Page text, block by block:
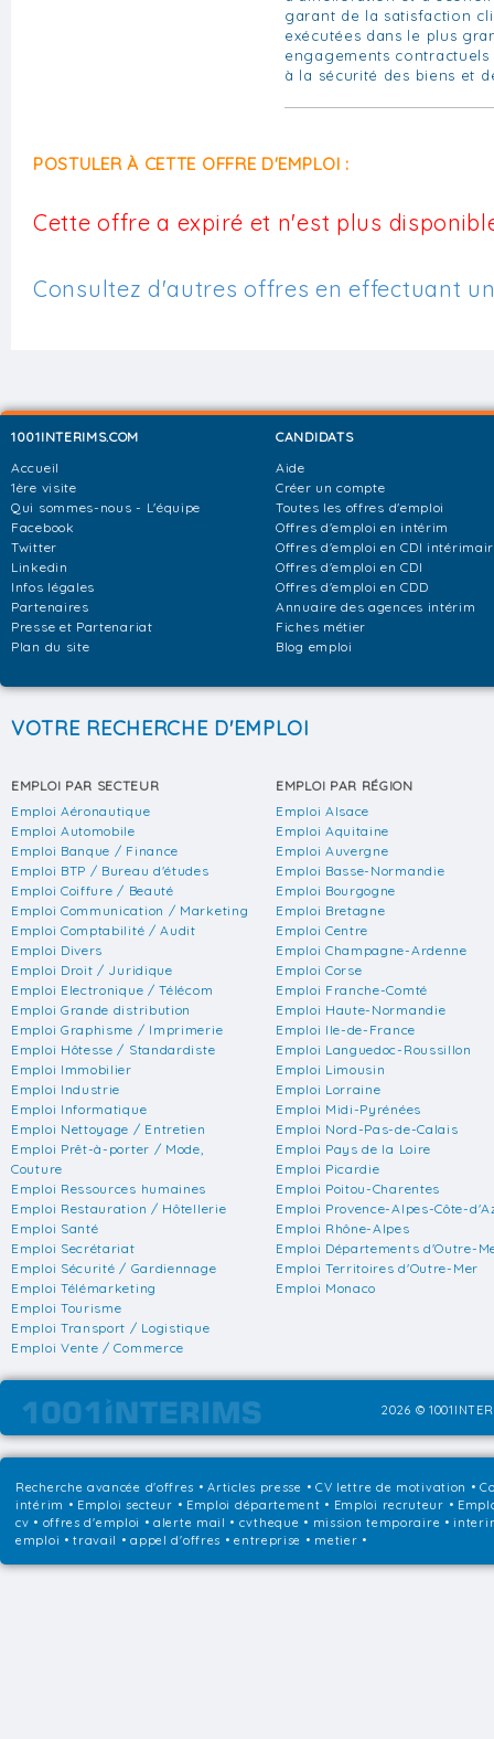
garant de la satisfaction
exécutées dans le plus
engagements
à la sécurité des biens et
POSTULER À CETTE OFFRE D'EMPLOI :
Cette offre a expiré et n'est plus
Consultez d'autres offres en effectuant
1001INTERIMS.COM
Accueil
1ère visite
Qui sommes-nous - L'équipe
Facebook
Twitter
Linkedin
Infos légales
Partenaires
Presse et Partenariat
Plan du site
CANDIDATS
Aide
Créer un compte
Toutes les offres d'emploi
Offres d'emploi en intérim
Offres d'emploi en CDI
Offres d'emploi en CDI
Offres d'emploi en CDD
Annuaire des agences intérim
Fiches métier
Blog emploi
VOTRE RECHERCHE D'EMPLOI
EMPLOI PAR SECTEUR
Emploi Aéronautique
Emploi Automobile
Emploi Banque / Finance
Emploi BTP / Bureau d'études
Emploi Coiffure / Beauté
Emploi Communication / Marketing
Emploi Comptabilité / Audit
Emploi Divers
Emploi Droit / Juridique
Emploi Electronique / Télécom
Emploi Grande distribution
Emploi Graphisme / Imprimerie
Emploi Hôtesse / Standardiste
Emploi Immobilier
Emploi Industrie
Emploi Informatique
Emploi Nettoyage / Entretien
Emploi Prêt-à-porter / Mode,
Couture
Emploi Ressources humaines
Emploi Restauration / Hôtellerie
Emploi Santé
Emploi Secrétariat
Emploi Sécurité / Gardiennage
Emploi Télémarketing
Emploi Tourisme
Emploi Transport / Logistique
Emploi Vente / Commerce
EMPLOI PAR RÉGION
Emploi Alsace
Emploi Aquitaine
Emploi Auvergne
Emploi Basse-Normandie
Emploi Bourgogne
Emploi Bretagne
Emploi Centre
Emploi Champagne-Ardenne
Emploi Corse
Emploi Franche-Comté
Emploi Haute-Normandie
Emploi Ile-de-France
Emploi Languedoc-Roussillon
Emploi Limousin
Emploi Lorraine
Emploi Midi-Pyrénées
Emploi Nord-Pas-de-Calais
Emploi Pays de la Loire
Emploi Picardie
Emploi Poitou-Charentes
Emploi Provence-Alpes-Côte-
Emploi Rhône-Alpes
Emploi Départements d'Outre-
Emploi Territoires d'Outre-Mer
Emploi Monaco
2026 ©
Recherche avancée d'offres •Articles presse • CV lettre de motivation •
intérim • Emploi secteur • Emploi département • Emploi recruteur •
cv • offres d'emploi • alerte mail • cvtheque • mission temporaire •
emploi • travail • appel d'offres • entreprise • metier •